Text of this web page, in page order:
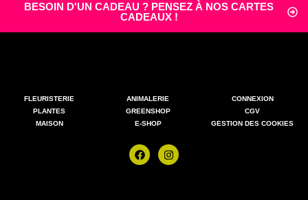
BESOIN D'UN CADEAU ? PENSEZ À NOS CARTES
CADEAUX !
FLEURISTERIE
PLANTES
MAISON
ANIMALERIE
GREENSHOP
E-SHOP
CONNEXION
CGV
GESTION DES COOKIES